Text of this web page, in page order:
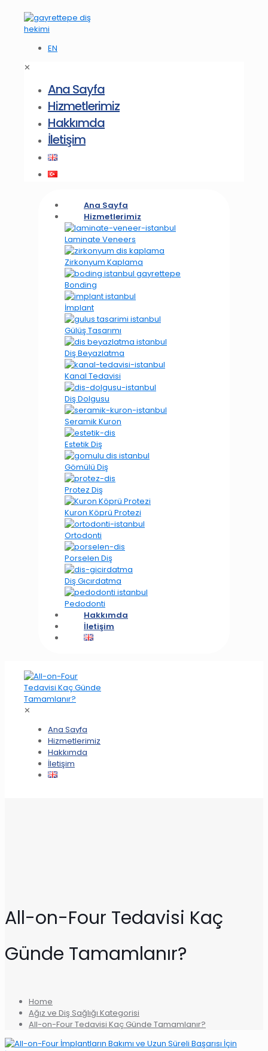
EN
✕
Ana Sayfa
Hizmetlerimiz
Hakkımda
İletişim
Ana Sayfa
Hizmetlerimiz
Laminate Veneers
Zirkonyum Kaplama
Bonding
İmplant
Gülüş Tasarımı
Diş Beyazlatma
Kanal Tedavisi
Diş Dolgusu
Seramik Kuron
Estetik Diş
Gömülü Diş
Protez Diş
Kuron Köprü Protezi
Ortodonti
Porselen Diş
Diş Gıcırdatma
Pedodonti
Hakkımda
İletişim
✕
Ana Sayfa
Hizmetlerimiz
Hakkımda
İletişim
All-on-Four Tedavisi Kaç
Günde Tamamlanır?
Home
Ağız ve Diş Sağlığı Kategorisi
All-on-Four Tedavisi Kaç Günde Tamamlanır?